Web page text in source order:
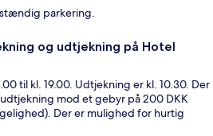
parkering.
og udtjekning på Hotel
til kl. 19.00. Udtjekning er kl. 10.30. Der
mod et gebyr på 200 DKK
Der er mulighed for hurtig